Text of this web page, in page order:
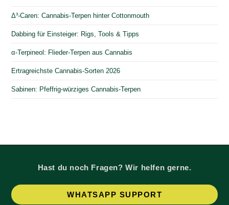
Δ³-Caren: Cannabis-Terpen hinter Cottonmouth
Dabbing für Einsteiger: Rigs, Tools & Tipps
α-Terpineol: Flieder-Terpen aus Cannabis
Ertragreichste Cannabis-Sorten 2026
Sabinen: Pfeffrig-würziges Cannabis-Terpen
Hast du noch Fragen? Wir helfen gerne.
WHATSAPP SUPPORT